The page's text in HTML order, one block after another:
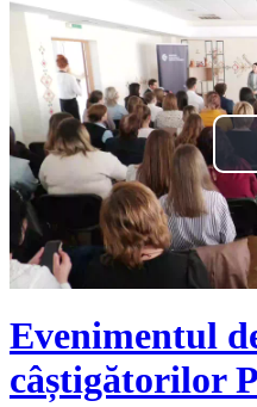
Evenimentul
câștigătorilor